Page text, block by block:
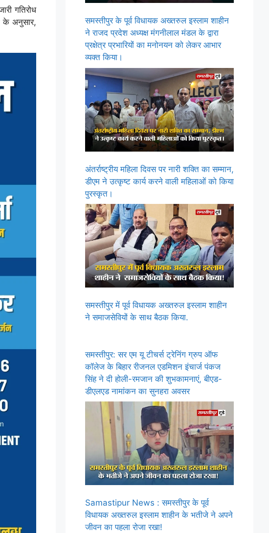
गतिरोध
के अनुसार,
समस्तीपुर के पूर्व विधायक अख्तरुल इस्लाम शाहीन
ने राजद प्रदेश अध्यक्ष मंगनीलाल मंडल के द्वारा
प्रक्षेत्र प्रभारियों का मनोनयन को लेकर आभार
व्यक्त किया।
अंतर्राष्ट्रीय महिला दिवस पर नारी शक्ति का सम्मान,
डीएम ने उत्कृष्ट कार्य करने वाली महिलाओं को किया
पुरस्कृत।
समस्तीपुर में पूर्व विधायक अख्तरुल इस्लाम शाहीन
ने समाजसेवियों के साथ बैठक किया.
समस्तीपुर: सर एम यू टीचर्स ट्रेनिंग ग्रुप ऑफ
कॉलेज के बिहार रीजनल एडमिशन इंचार्ज पंकज
सिंह ने दी होली-रमजान की शुभकामनाएं, बीएड-
डीएलएड नामांकन का सुनहरा अवसर
Samastipur News : समस्तीपुर के पूर्व
विधायक अख्तरुल इस्लाम शाहीन के भतीजे ने अपने
जीवन का पहला रोजा रखा!